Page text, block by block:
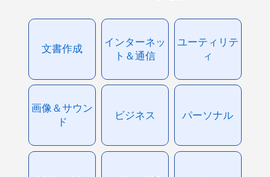
文書作成
インターネッ
ト＆通信
ユーティリテ
ィ
画像＆サウン
ド
ビジネス パーソナル